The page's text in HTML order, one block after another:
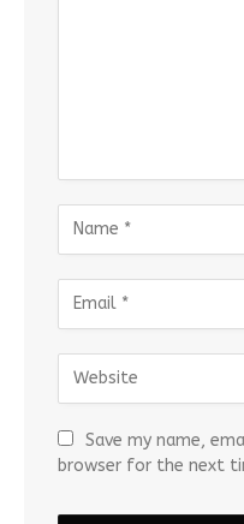
Save my name,
browser for the next